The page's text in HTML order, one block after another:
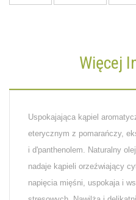
Więcej
Uspokajająca kąpiel
eterycznym z pomarańczy,
i d'panthenolem. Naturalny
nadaje kąpieli orzeźwiający
napięcia mięśni, uspokaja i